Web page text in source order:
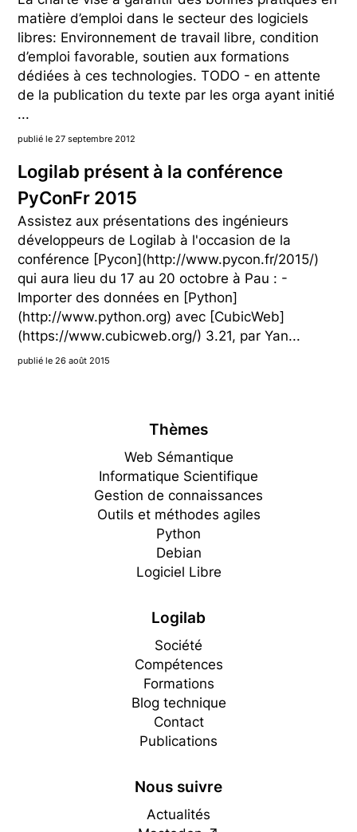
matière d’emploi dans le secteur des logiciels
libres: Environnement de travail libre, condition
d’emploi favorable, soutien aux formations
dédiées à ces technologies. TODO - en attente
de la publication du texte par les orga ayant initié
...
publié le 27 septembre 2012
Logilab présent à la conférence
PyConFr 2015
Assistez aux présentations des ingénieurs
développeurs de Logilab à l'occasion de la
conférence [Pycon](http://www.pycon.fr/2015/)
qui aura lieu du 17 au 20 octobre à Pau : -
Importer des données en [Python]
(http://www.python.org) avec [CubicWeb]
(https://www.cubicweb.org/) 3.21, par Yan...
publié le 26 août 2015
Thèmes
Web Sémantique
Informatique Scientifique
Gestion de connaissances
Outils et méthodes agiles
Python
Debian
Logiciel Libre
Logilab
Société
Compétences
Formations
Blog technique
Contact
Publications
Nous suivre
Actualités